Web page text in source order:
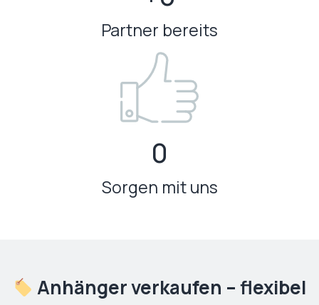
Partner bereits
0
Sorgen mit uns
Anhänger verkaufen – flexibel